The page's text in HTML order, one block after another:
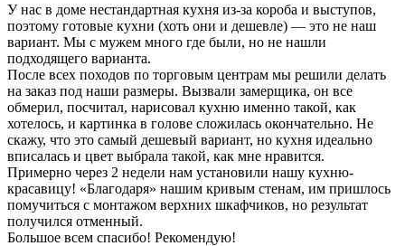
У нас в доме нестандартная кухня из-за короба и выступов,
поэтому готовые кухни (хоть они и дешевле) — это не наш
вариант. Мы с мужем много где были, но не нашли
подходящего варианта.
После всех походов по торговым центрам мы решили делать
на заказ под наши размеры. Вызвали замерщика, он все
обмерил, посчитал, нарисовал кухню именно такой, как
хотелось, и картинка в голове сложилась окончательно. Не
скажу, что это самый дешевый вариант, но кухня идеально
вписалась и цвет выбрала такой, как мне нравится.
Примерно через 2 недели нам установили нашу кухню-
красавицу! «Благодаря» нашим кривым стенам, им пришлось
помучиться с монтажом верхних шкафчиков, но результат
получился отменный.
Большое всем спасибо! Рекомендую!